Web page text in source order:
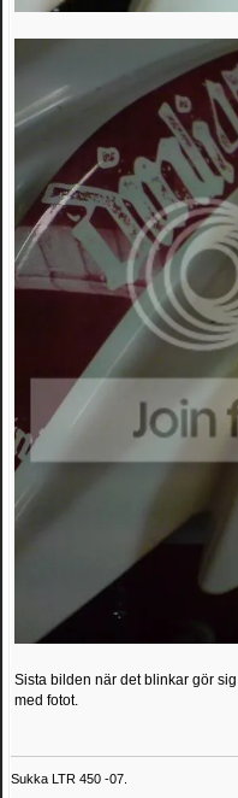
Sista bilden när det blinkar gör
med fotot.
Sukka LTR 450 -07.